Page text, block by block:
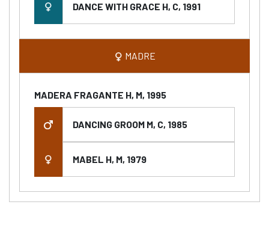
DANCE WITH GRACE H, C, 1991
MADRE
MADERA FRAGANTE H, M, 1995
DANCING GROOM M, C, 1985
MABEL H, M, 1979